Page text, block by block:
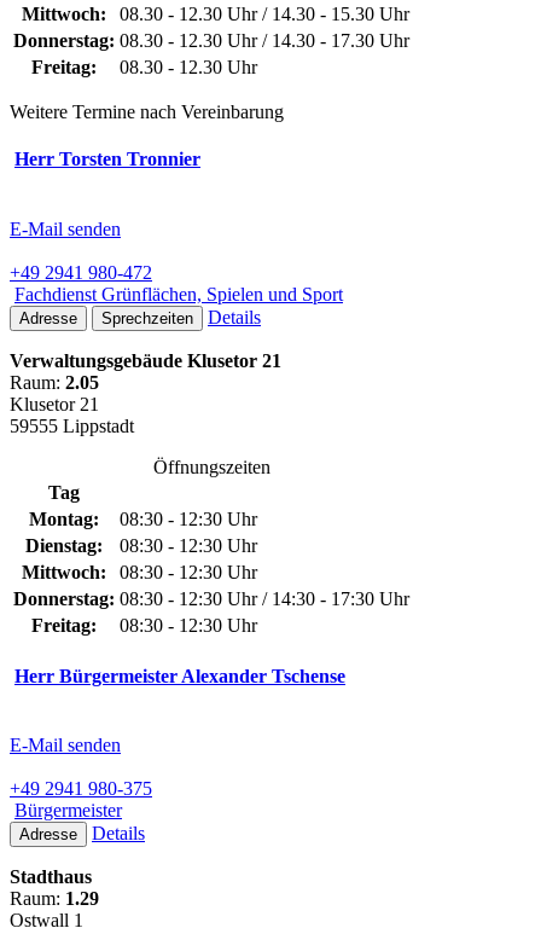
Mittwoch:
08.30 - 12.30 Uhr / 14.30 - 15.30 Uhr
Donnerstag: 08.30 - 12.30 Uhr / 14.30 - 17.30 Uhr
Freitag:
08.30 - 12.30 Uhr
Weitere Termine nach Vereinbarung
Herr Torsten Tronnier
E-Mail senden
+49 2941 980-472
Fachdienst Grünflächen, Spielen und Sport
Adresse Sprechzeiten Details
Verwaltungsgebäude Klusetor 21
Raum: 2.05
Klusetor 21
59555 Lippstadt
Öffnungszeiten
Tag
Montag:
08:30 - 12:30 Uhr
Dienstag:
08:30 - 12:30 Uhr
Mittwoch:
08:30 - 12:30 Uhr
Donnerstag: 08:30 - 12:30 Uhr / 14:30 - 17:30 Uhr
Freitag:
08:30 - 12:30 Uhr
Herr Bürgermeister Alexander Tschense
E-Mail senden
+49 2941 980-375
Bürgermeister
Adresse Details
Stadthaus
Raum: 1.29
Ostwall 1